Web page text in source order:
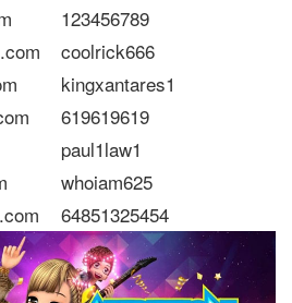
123456789
coolrick666
kingxantares1
619619619
paul1law1
whoiam625
64851325454